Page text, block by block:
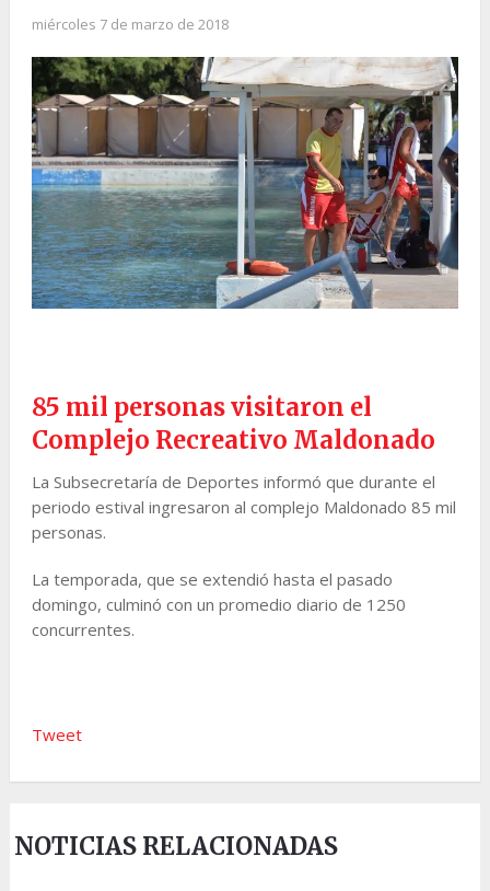
miércoles 7 de marzo de 2018
85 mil personas visitaron el
Complejo Recreativo Maldonado
La Subsecretaría de Deportes informó que durante el
periodo estival ingresaron al complejo Maldonado 85 mil
personas.
La temporada, que se extendió hasta el pasado
domingo, culminó con un promedio diario de 1250
concurrentes.
Tweet
NOTICIAS RELACIONADAS